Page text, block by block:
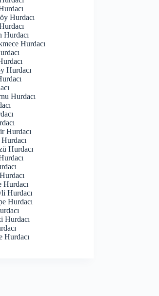
Hurdacı
Hurdacı
Hurdacı
Hurdacı
Hurdacı
Hurdacı
Hurdacı
Hurdacı
Hurdacı
Hurdacı
Hurdacı
Hurdacı